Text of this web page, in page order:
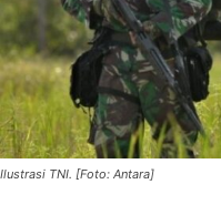
Ilustrasi TNI. [Foto: Antara]